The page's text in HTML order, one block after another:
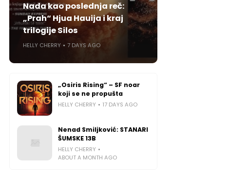
Nada kao poslednja reč:
„Prah“ Hjua Hauija i kraj
trilogije Silos
HELLY CHERRY 7 DAYS AGO
„Osiris Rising“ – SF noar
koji se ne propušta
HELLY CHERRY 17 DAYS AGO
Nenad Smiljković: STANARI
ŠUMSKE 13B
HELLY CHERRY
ABOUT A MONTH AGO